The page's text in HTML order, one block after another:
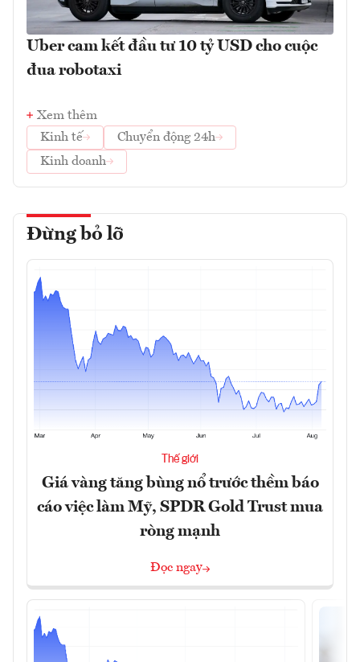
Uber cam kết đầu tư 10 tỷ USD cho cuộc
đua robotaxi
Xem thêm
Kinh tế
Chuyển động 24h
Kinh doanh
Đừng bỏ lỡ
Thế giới
Giá vàng tăng bùng nổ trước thềm báo
cáo việc làm Mỹ, SPDR Gold Trust mua
ròng mạnh
Đọc ngay